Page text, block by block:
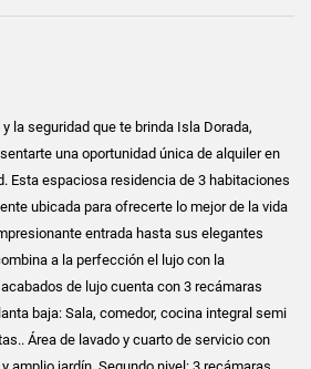
la seguridad que te brinda Isla Dorada,
una oportunidad única de alquiler en
Esta espaciosa residencia de 3 habitaciones
ubicada para ofrecerte lo mejor de la vida
entrada hasta sus elegantes
a la perfección el lujo con la
de lujo cuenta con 3 recámaras
baja: Sala, comedor, cocina integral semi
Área de lavado y cuarto de servicio con